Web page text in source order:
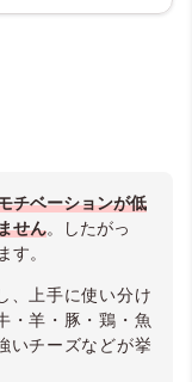
チベーションが低
せん。したがっ
す。
、上手に使い分け
・羊・豚・鶏・魚
いチーズなどが挙